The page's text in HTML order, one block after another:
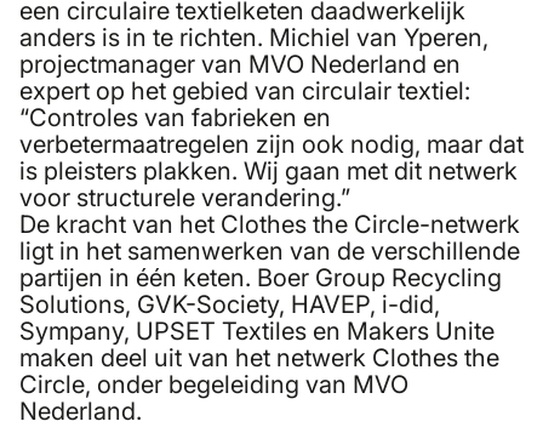
een circulaire textielketen daadwerkelijk
anders is in te richten. Michiel van Yperen,
projectmanager van MVO Nederland en
expert op het gebied van circulair textiel:
“Controles van fabrieken en
verbetermaatregelen zijn ook nodig, maar dat
is pleisters plakken. Wij gaan met dit netwerk
voor structurele verandering.”
De kracht van het Clothes the Circle-netwerk
ligt in het samenwerken van de verschillende
partijen in één keten. Boer Group Recycling
Solutions, GVK-Society, HAVEP, i-did,
Sympany, UPSET Textiles en Makers Unite
maken deel uit van het netwerk Clothes the
Circle, onder begeleiding van MVO
Nederland.